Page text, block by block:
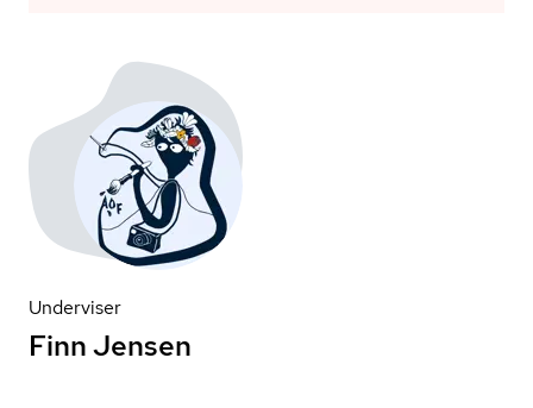
Underviser
Finn Jensen